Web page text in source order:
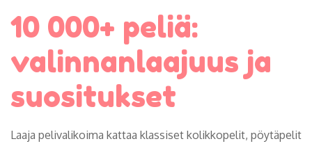
10 000+ peliä:
valinnanlaajuus ja
suositukset
Laaja pelivalikoima kattaa klassiset kolikkopelit, pöytäpelit